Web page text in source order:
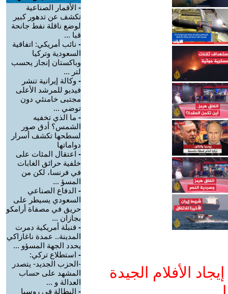
الأفلام الجيدة
- الأقمار الصناعية
تكشف عن تدهور كبير
لوضع ناقلة نفط جانحة
قبا ...
- نائب أمريكي: اتفاقية
السعودية وتركيا
وباكستان إنجاز يحسب
لتر ...
- وكالة إيرانية تنشر
فيديو للمرشد الأعلى
مجتبى خامنئي دون
توضي ...
- ما الذي تخفيه
الشمس؟ أدق صور
لسطحها تكشف أسرار
دواماتها
- اعتقال المئات على
خلفية حرائق الغابات
في فرنسا، لكن من
المسؤ ...
- الدفاع الصناعي
السعودي يسيطر على
حريق في مصفاة أرامكو
بجازان ...
- قنبلة أمريكية دمرت
المدينة.. عمدة ناغازاكي
يحدد الجهة المسؤو ...
- استطلاع تركي:
-الحزب الجديد- يتصدر
المشهد على حساب
العدالة و ...
- البطالة في روسيا